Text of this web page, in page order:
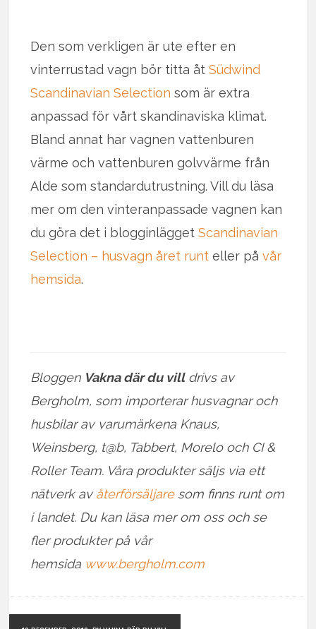
Den som verkligen är ute efter en
vinterrustad vagn bör titta åtSüdwind
Scandinavian Selection som är extra
anpassad för vårt skandinaviska klimat.
Bland annat har vagnen vattenburen
värme och vattenburen golvvärme från
Alde som standardutrustning. Vill du läsa
mer om den vinteranpassade vagnen kan
du göra det i blogginläggetScandinavian
Selection – husvagn året runt eller påvår
hemsida.
Bloggen Vakna där du villdrivs av
Bergholm, som importerar husvagnar och
husbilar av varumärkena Knaus,
Weinsberg, t@b, Tabbert, Morelo och CI &
Roller Team. Våra produkter säljs via ett
nätverk avåterförsäljaresom finns runt om
i landet. Du kan läsa mer om oss och se
fler produkter på vår
hemsida www.bergholm.com